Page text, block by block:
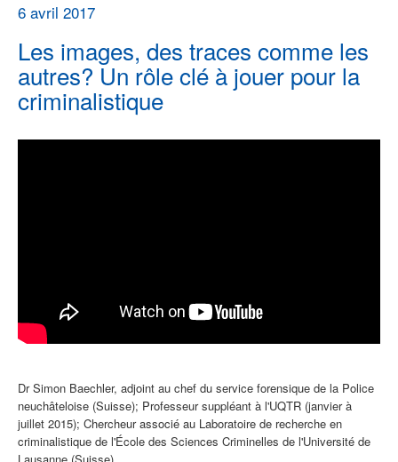
6 avril 2017
Les images, des traces comme les
autres? Un rôle clé à jouer pour la
criminalistique
Dr Simon Baechler, adjoint au chef du service forensique de la Police
neuchâteloise (Suisse); Professeur suppléant à l'UQTR (janvier à
juillet 2015); Chercheur associé au Laboratoire de recherche en
criminalistique de l'École des Sciences Criminelles de l'Université de